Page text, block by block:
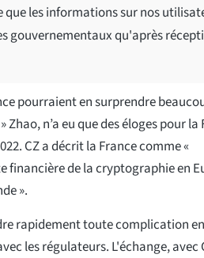
les informations sur nos
gouvernementaux qu'après
pourraient en surprendre
Zhao, n’a eu que des éloges pour la
CZ a décrit la France comme «
de la cryptographie en
».
rapidement toute complication
les régulateurs. L'échange, avec